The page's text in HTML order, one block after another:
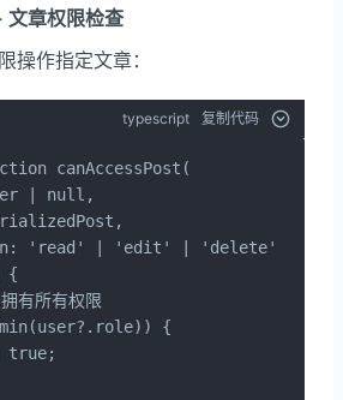
章权限检查
操作指定文章：
typescript 复制代码
canAccessPost(
| null,
'read' | 'edit' | 'delete'
{
有所有权限
{
true;